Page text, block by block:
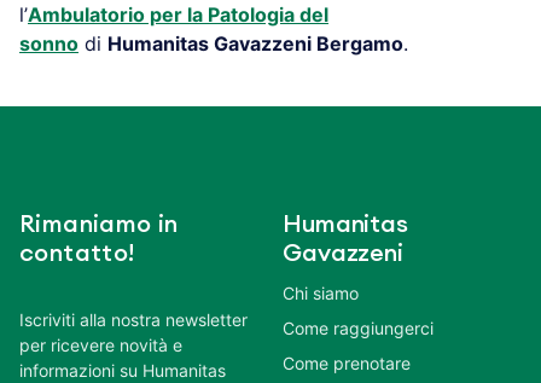
l’Ambulatorio per la Patologia del
sonno di Humanitas Gavazzeni Bergamo.
Rimaniamo in
contatto!
Iscriviti alla nostra newsletter
per ricevere novità e
informazioni su Humanitas
Humanitas
Gavazzeni
Chi siamo
Come raggiungerci
Come prenotare